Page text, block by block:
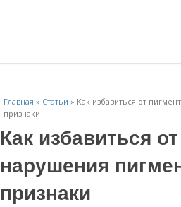
Главная » Статьи » Как избавиться от
признаки
Как избавиться
нарушения
признаки